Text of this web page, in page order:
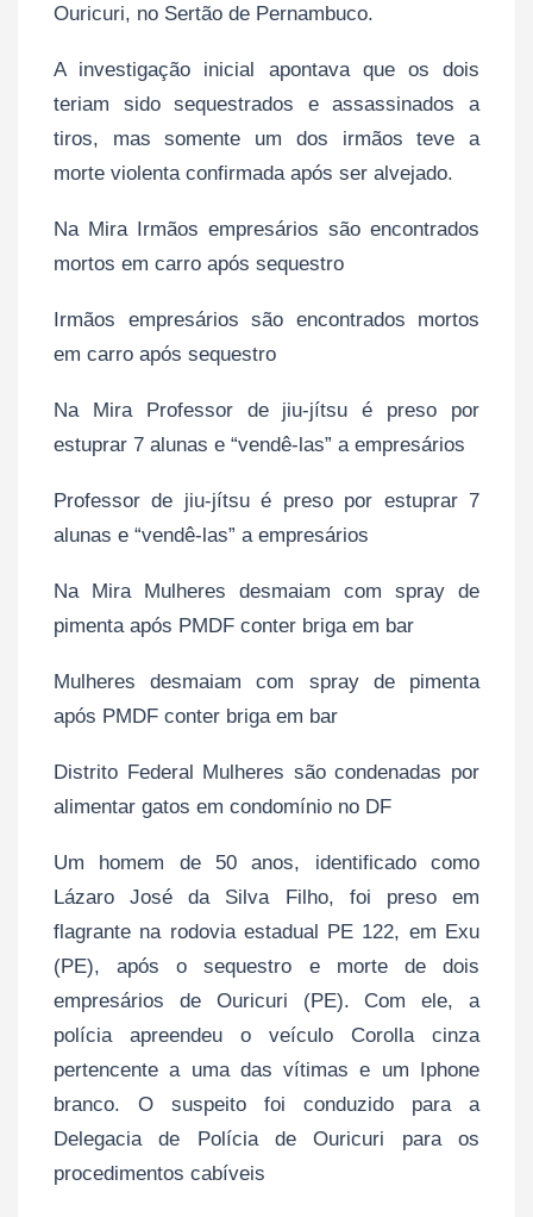
Ouricuri, no Sertão de Pernambuco.
A investigação inicial apontava que os dois
teriam sido sequestrados e assassinados a
tiros, mas somente um dos irmãos teve a
morte violenta confirmada após ser alvejado.
Na Mira Irmãos empresários são encontrados
mortos em carro após sequestro
Irmãos empresários são encontrados mortos
em carro após sequestro
Na Mira Professor de jiu-jítsu é preso por
estuprar 7 alunas e “vendê-las” a empresários
Professor de jiu-jítsu é preso por estuprar 7
alunas e “vendê-las” a empresários
Na Mira Mulheres desmaiam com spray de
pimenta após PMDF conter briga em bar
Mulheres desmaiam com spray de pimenta
após PMDF conter briga em bar
Distrito Federal Mulheres são condenadas por
alimentar gatos em condomínio no DF
Um homem de 50 anos, identificado como
Lázaro José da Silva Filho, foi preso em
flagrante na rodovia estadual PE 122, em Exu
(PE), após o sequestro e morte de dois
empresários de Ouricuri (PE). Com ele, a
polícia apreendeu o veículo Corolla cinza
pertencente a uma das vítimas e um Iphone
branco. O suspeito foi conduzido para a
Delegacia de Polícia de Ouricuri para os
procedimentos cabíveis